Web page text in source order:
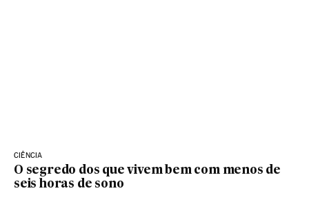
CIÊNCIA
O segredo dos que vivem bem com menos de
seis horas de sono